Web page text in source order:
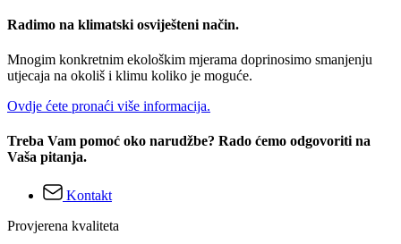
Radimo na klimatski osviješteni način.
Mnogim konkretnim ekološkim mjerama doprinosimo smanjenju
utjecaja na okoliš i klimu koliko je moguće.
Ovdje ćete pronaći više informacija.
Treba Vam pomoć oko narudžbe? Rado ćemo odgovoriti na
Vaša pitanja.
Kontakt
Provjerena kvaliteta